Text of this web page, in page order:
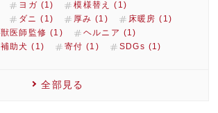
ヨガ (1)
模様替え (1)
ダニ (1) 厚み (1)
床暖房 (1)
獣医師監修 (1)
ヘルニア (1)
補助犬 (1) 寄付 (1) SDGs (1)
全部見る